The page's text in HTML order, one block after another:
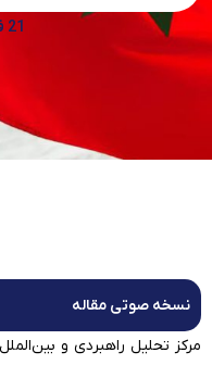
21 فروردین 1403
نسخه صوتی مقاله
مرکز تحلیل راهبردی و